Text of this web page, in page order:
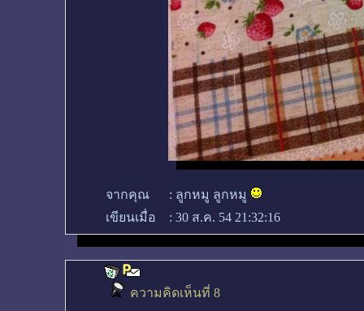
จากคุณ : ลูกหมู ลูกหมู
เขียนเมื่อ
: 30 ส.ค. 54 21:32:16
ความคิดเห็นที่ 8